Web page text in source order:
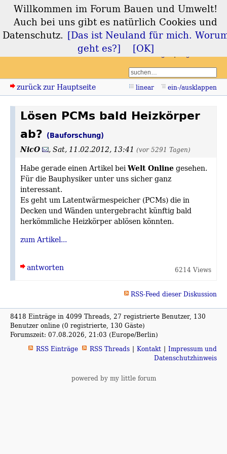
Forum Bauen und
Umwelt
zurück zur Hauptseite linear ein-/ausklappen
Lösen PCMs bald Heizkörper
ab? (Bauforschung)
NicO ,Sat, 11.02.2012, 13:41 (vor 5291 Tagen)
Habe gerade einen Artikel beiWelt Onlinegesehen.
Für die Bauphysiker unter uns sicher ganz
interessant.
Es geht um Latentwärmespeicher (PCMs) die in
Decken und Wänden untergebracht künftig bald
herkömmliche Heizkörper ablösen könnten.
zum Artikel...
antworten 6214 Views
RSS-Feed dieser Diskussion
8418 Einträge in 4099 Threads, 27 registrierte Benutzer, 130
Benutzer online (0 registrierte, 130 Gäste)
Forumszeit: 07.08.2026, 21:03 (Europe/Berlin)
RSS Einträge
RSS Threads Kontakt
Impressum und
Datenschutzhinweis
powered by my little forum
Willkommen im Forum Bauen und Umwelt!
Auch bei uns gibt es natürlich Cookies und
Datenschutz. [Das ist Neuland für mich.
geht es?]
[OK]